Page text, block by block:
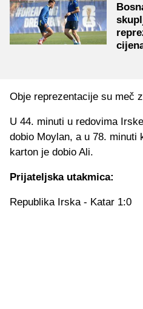
Obje reprezentacije su meč
U 44. minuti u redovima
dobio Moylan, a u 78. minuti
karton je dobio Ali.
Prijateljska utakmica:
Republika Irska - Katar 1:0